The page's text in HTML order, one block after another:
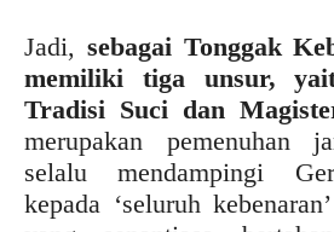
Jadi, sebagai Tonggak
memiliki tiga unsur,
Tradisi Suci dan
merupakan pemenuhan
selalu mendampingi
kepada ‘seluruh